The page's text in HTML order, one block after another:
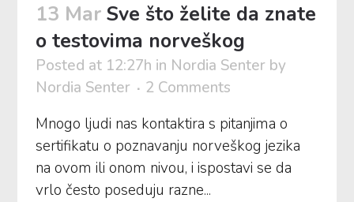
13 Mar Sve što želite da znate
o testovima norveškog
Posted at 12:27h in Nordia Senter by
Nordia Senter
2 Comments
Mnogo ljudi nas kontaktira s pitanjima o
sertifikatu o poznavanju norveškog jezika
na ovom ili onom nivou, i ispostavi se da
vrlo često poseduju razne...